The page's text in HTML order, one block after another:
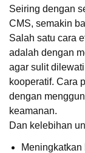
Seiring dengan
CMS, semakin
Salah satu cara
adalah dengan
agar sulit
kooperatif. Cara
dengan
keamanan.
Dan kelebihan
Meningkatkan